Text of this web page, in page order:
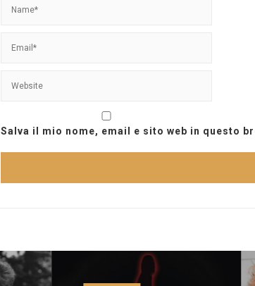
Salva il mio nome, email e sito web in questo